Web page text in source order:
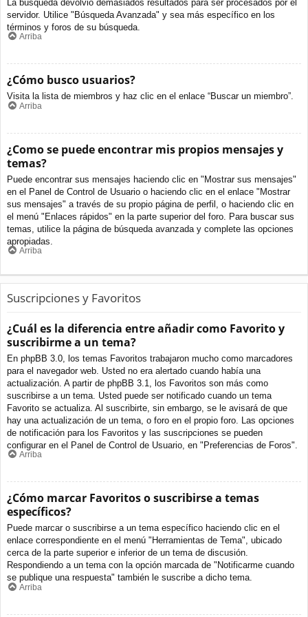
La búsqueda devolvió demasiados resultados para ser procesados por el
servidor. Utilice "Búsqueda Avanzada" y sea más específico en los
términos y foros de su búsqueda.
Arriba
¿Cómo busco usuarios?
Visita la lista de miembros y haz clic en el enlace “Buscar un miembro”.
Arriba
¿Como se puede encontrar mis propios mensajes y
temas?
Puede encontrar sus mensajes haciendo clic en "Mostrar sus mensajes"
en el Panel de Control de Usuario o haciendo clic en el enlace "Mostrar
sus mensajes" a través de su propio página de perfil, o haciendo clic en
el menú "Enlaces rápidos" en la parte superior del foro. Para buscar sus
temas, utilice la página de búsqueda avanzada y complete las opciones
apropiadas.
Arriba
Suscripciones y Favoritos
¿Cuál es la diferencia entre añadir como Favorito y
suscribirme a un tema?
En phpBB 3.0, los temas Favoritos trabajaron mucho como marcadores
para el navegador web. Usted no era alertado cuando había una
actualización. A partir de phpBB 3.1, los Favoritos son más como
suscribirse a un tema. Usted puede ser notificado cuando un tema
Favorito se actualiza. Al suscribirte, sin embargo, se le avisará de que
hay una actualización de un tema, o foro en el propio foro. Las opciones
de notificación para los Favoritos y las suscripciones se pueden
configurar en el Panel de Control de Usuario, en "Preferencias de Foros".
Arriba
¿Cómo marcar Favoritos o suscribirse a temas
específicos?
Puede marcar o suscribirse a un tema específico haciendo clic en el
enlace correspondiente en el menú "Herramientas de Tema", ubicado
cerca de la parte superior e inferior de un tema de discusión.
Respondiendo a un tema con la opción marcada de "Notificarme cuando
se publique una respuesta" también le suscribe a dicho tema.
Arriba